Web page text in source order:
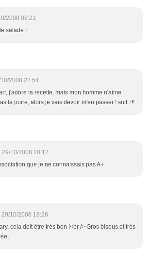
2008 08:21
salade !
2008 22:54
j'adore ta recette, mais mon homme n'aime
la poire, alors je vais devoir m'en passer ! sniff !!!
29/10/2008 20:12
que je ne connaissais pas A+
29/10/2008 18:28
cela doit être très bon !<br /> Gros bisous et très